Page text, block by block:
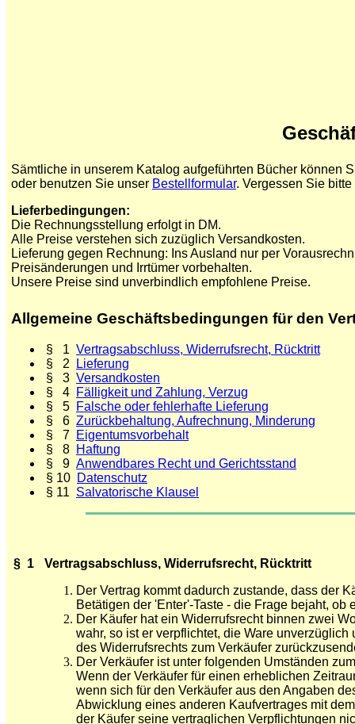
Sämtliche in unserem Katalog aufgeführten Bücher
oder benutzen Sie unser Bestellformular. Vergessen Sie
Lieferbedingungen:
Die Rechnungsstellung erfolgt in DM.
Alle Preise verstehen sich zuzüglich Versandkosten.
Lieferung gegen Rechnung: Ins Ausland nur per
Preisänderungen und Irrtümer vorbehalten.
Unsere Preise sind unverbindlich empfohlene Preise.
Allgemeine Geschäftsbedingungen für den
§ 1 Vertragsabschluss, Widerrufsrecht, Rücktritt
§ 2
Lieferung
§ 3 Versandkosten
§ 4 Fälligkeit und Zahlung, Verzug
§ 5 Falsche oder fehlerhafte Lieferung
§ 6 Zurückbehaltung, Aufrechnung, Minderung
§ 7 Eigentumsvorbehalt
§ 8 Haftung
§ 9 Anwendbares Recht und Gerichtsstand
§ 10 Datenschutz
§ 11 Salvatorische Klausel
§ 1
Vertragsabschluss, Widerrufsrecht, Rücktritt
Der Vertrag kommt dadurch zustande, dass der
Betätigen der 'Enter'-Taste - die Frage bejaht, ob
Der Käufer hat ein Widerrufsrecht binnen zwei
wahr, so ist er verpflichtet, die Ware
des Widerrufsrechts zum Verkäufer
Der Verkäufer ist unter folgenden Umständen
Wenn der Verkäufer für einen erheblichen
wenn sich für den Verkäufer aus den Angaben
Abwicklung eines anderen Kaufvertrages mit
der Käufer seine vertraglichen Verpflichtungen